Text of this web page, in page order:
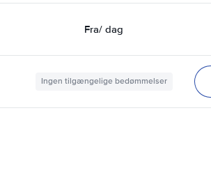
Fra/ dag
Ingen tilgængelige bedømmelser